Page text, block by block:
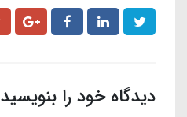
دیدگاه خود را بنویسید